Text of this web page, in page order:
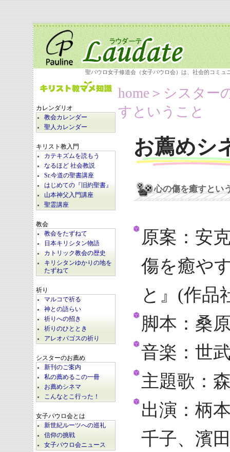
聖パウロ女子修道会（女子パウロ会）は、社会的コミ
カレンダリオ
教会カレンダー
聖人カレンダー
キリスト教入門
カテキズムを読もう
なるほど 社会教説
Sr.今道の聖書講座
はじめての『旧約聖書』
山本神父入門講座
聖霊講座
教会
教会をたずねて
日本キリシタン物語
カトリック教会の歴史
キリシタンゆかりの地を
たずねて
祈り
マルコで祈る
神との語らい
祈りへの招き
祈りのひととき
アレオパゴスの祈り
シスターのお薦め
新刊のご案内
私の薦めるこの一冊
お薦めシネマ
こんなとこ行った！
女子パウロ会とは
新世紀ルーツへの巡礼
信仰の挑戦
女子パウロ会ニュース
home ＞シスター
すということ
お薦めシ
心の傷を癒すとい
原案：安
傷を癒や
と』(作品
脚本：桑
音楽：世
主題歌：
出演：柄
千子、濱